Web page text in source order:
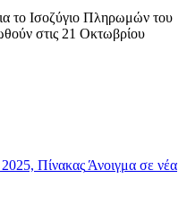
το Ισοζύγιο Πληρωμών του
στις 21 Οκτωβρίου
Πίνακας Άνοιγμα σε νέα